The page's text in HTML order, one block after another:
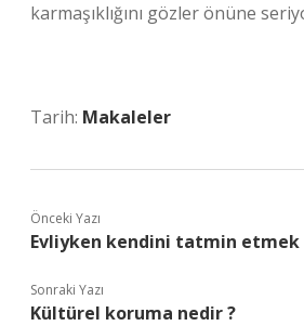
karmaşıklığını gözler önüne
Tarih: Makaleler
Önceki Yazı
Evliyken kendini tatmin etmek
Sonraki Yazı
Kültürel koruma nedir ?